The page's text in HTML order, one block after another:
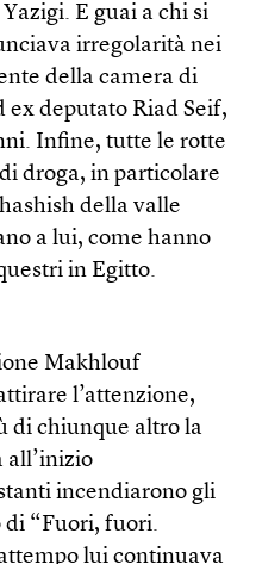
E guai a chi si
irregolarità nei
della camera di
ex deputato Riad Seif,
Infine, tutte le rotte
droga, in particolare
della valle
a lui, come hanno
in Egitto.
Makhlouf
l’attenzione,
di chiunque altro la
all’inizio
incendiarono gli
di “Fuori, fuori.
lui continuava